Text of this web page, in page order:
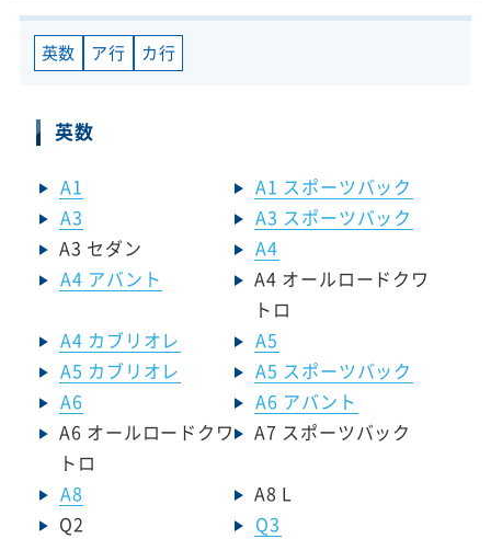
英数 ア行 カ行
英数
A1
A1 スポーツバック
A3
A3 スポーツバック
A3 セダン
A4
A4 アバント
A4 オールロードクワ
トロ
A4 カブリオレ
A5
A5 カブリオレ
A5 スポーツバック
A6
A6 アバント
A6 オールロードクワ
トロ
A7 スポーツバック
A8
A8 L
Q2
Q3